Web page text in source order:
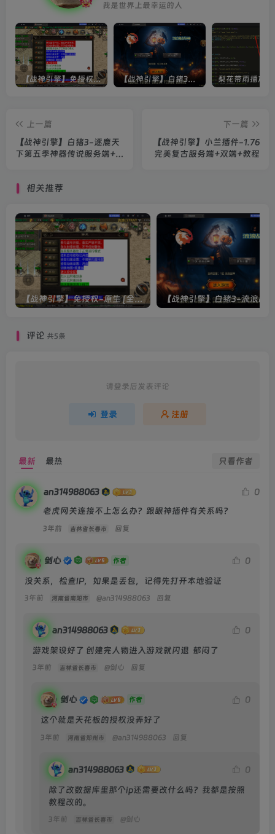
我是世界上最幸运的人
【战神引擎】免授权-原生 [全屏自动拾取] 插件 + 配置教程（更新修复版，具体自测） 【战神引擎】白猪3-流浪战神3神技8大陆全屏拾取版特色服务端+生肖+转生+秘境+神魔+双端+教程(更新眼神拾取)
上一篇
【战神引擎】白猪3-逐鹿天
下第五季神器传说服务端+双
下一篇
【战神引擎】小兰插件-1.76
完美复古服务端+双端+教程
相关推荐
【战神引擎】免授权-原生 [全屏自动拾取] 插件 + 配置教程（更新修复版，具体自测）
评论 共5条
请登录后发表评论
登录 注册
最新 最热 只看作者
an314988063
0
老虎网关连接不上怎么办？跟眼神插件有关系吗？
3年前 吉林省长春市 回复
剑心 作者 0
没关系，检查IP，如果是丢包，记得先打开本地验证
3年前 河南省南阳市 @an314988063 回复
an314988063 0
游戏架设好了 创建完人物进入游戏就闪退  郁闷了
3年前 吉林省长春市 @剑心 回复
剑心 作者 0
这个就是天花板的授权没弄好了
3年前 河南省郑州市 @an314988063 回复
an314988063 0
除了改数据库里那个ip还需要改什么吗？我都是按照
教程改的。
3年前 吉林省长春市 @剑心